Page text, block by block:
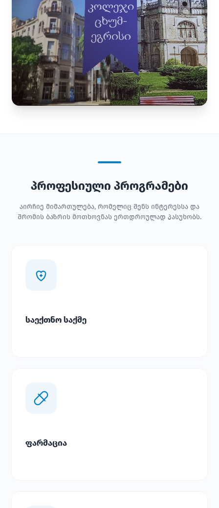
პროფესიული პროგრამები
აირჩიე მიმართულება, რომელიც შენს ინტერესსა და
შრომის ბაზრის მოთხოვნას ერთდროულად პასუხობს.
საექთნო საქმე
ფარმაცია